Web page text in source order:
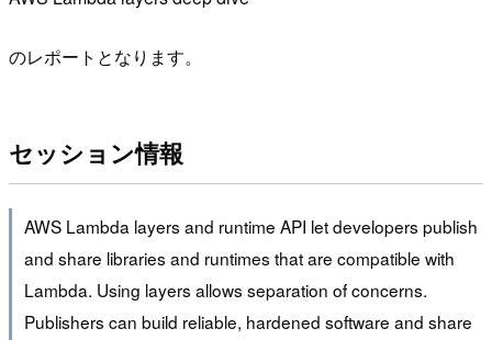
のレポートとなります。
セッション情報
AWS Lambda layers and runtime API let developers publish
and share libraries and runtimes that are compatible with
Lambda. Using layers allows separation of concerns.
Publishers can build reliable, hardened software and share